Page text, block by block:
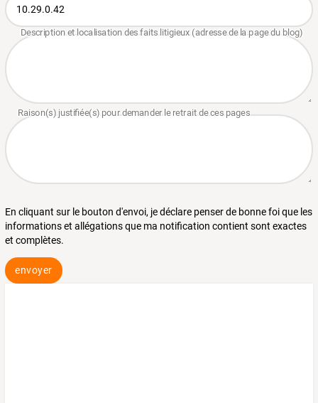
En cliquant sur le bouton d'envoi, je déclare penser de bonne foi que les
informations et allégations que ma notification contient sont exactes
et complètes.
envoyer